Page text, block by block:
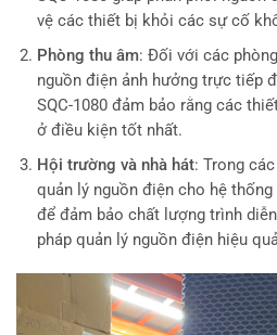
vệ các thiết bị khỏi các sự cố
Phòng thu âm: Đối với các
nguồn điện ảnh hưởng trực tiếp
SQC-1080 đảm bảo rằng các
ở điều kiện tốt nhất.
Hội trường và nhà hát: Trong
quản lý nguồn điện cho hệ
để đảm bảo chất lượng trình
pháp quản lý nguồn điện hiệu